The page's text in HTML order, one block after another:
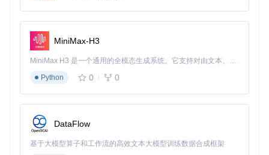
问题：升级旧Mac是否值得投入时间和精力？
方案：创建设备价值评估卡片：
型号：MacBookPro11,5 (2015年初)
升级目标：macOS Monterey 12.x
预估性能提升：30-40%
主要收益：
- 获得5年以上安全更新
- 支持最新应用程序
MiniMax-H3
MiniMax H3 是一个通用的全模态生成系统。它支持对由文本、图像、视频和音频组成的多模态上下文进行统一理解，并能生成分辨率高达 2K、时长可达 15 秒的带原生立体声音频的视频。得益于面向任务泛化的系统设计，H3 在预训练阶段就已具备广泛的多模态上下文理解与生成能力，能够出色地执行复杂的多模态指令。
Python
0 0
DataFlow
基于大模型算子和工作流的高效文本大模型训练数据合成框架